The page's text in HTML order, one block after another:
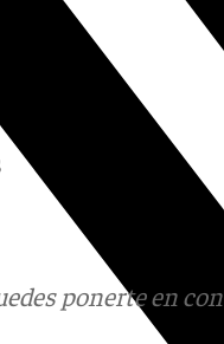
ponerte en